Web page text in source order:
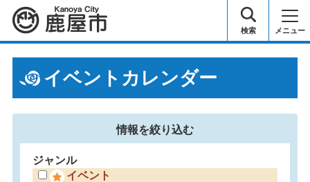
鹿屋市 検索 メニュー
イベントカレンダー
情報を絞り込む
ジャンル
イベント